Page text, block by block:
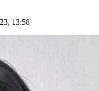
13:58